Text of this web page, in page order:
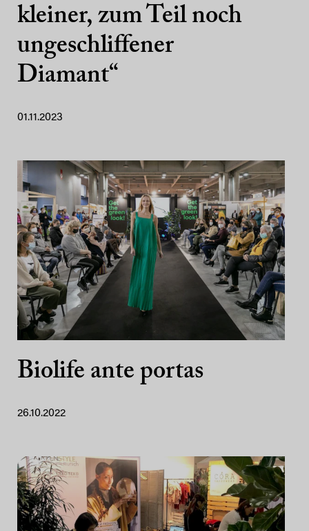
kleiner, zum Teil noch
ungeschliffener
Diamant“
01.11.2023
Biolife ante portas
26.10.2022